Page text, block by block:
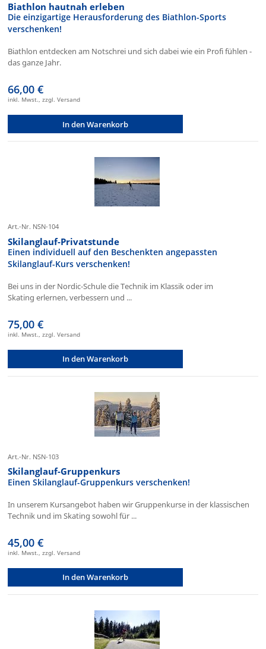
Biathlon hautnah erleben
Die einzigartige Herausforderung des Biathlon-Sports
verschenken!
Biathlon entdecken am Notschrei und sich dabei wie ein Profi fühlen -
das ganze Jahr.
66,00 €
inkl. Mwst., zzgl. Versand
In den Warenkorb
Art.-Nr. NSN-104
Skilanglauf-Privatstunde
Einen individuell auf den Beschenkten angepassten
Skilanglauf-Kurs verschenken!
Bei uns in der Nordic-Schule die Technik im Klassik oder im
Skating erlernen, verbessern und ...
75,00 €
inkl. Mwst., zzgl. Versand
In den Warenkorb
Art.-Nr. NSN-103
Skilanglauf-Gruppenkurs
Einen Skilanglauf-Gruppenkurs verschenken!
In unserem Kursangebot haben wir Gruppenkurse in der klassischen
Technik und im Skating sowohl für ...
45,00 €
inkl. Mwst., zzgl. Versand
In den Warenkorb